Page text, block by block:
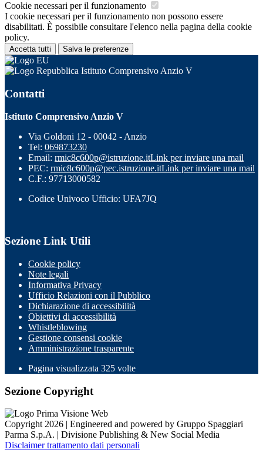
Cookie necessari per il funzionamento
I cookie necessari per il funzionamento non possono essere
disabilitati. È possibile consultare l'elenco nella pagina della cookie
policy.
Accetta tutti Salva le preferenze
Istituto Comprensivo Anzio V
Contatti
Istituto Comprensivo Anzio V
Via Goldoni 12 - 00042 - Anzio
Tel: 069873230
Email: rmic8c600p@istruzione.itLink per inviare una mail
PEC: rmic8c600p@pec.istruzione.itLink per inviare una mail
C.F.: 97713000582
Codice Univoco Ufficio: UFA7JQ
Sezione Link Utili
Cookie policy
Note legali
Informativa Privacy
Ufficio Relazioni con il Pubblico
Dichiarazione di accessibilità
Obiettivi di accessibilità
Whistleblowing
Gestione consensi cookie
Amministrazione trasparente
Pagina visualizzata 325 volte
Sezione Copyright
Copyright 2026 | Engineered and powered by Gruppo Spaggiari
Parma S.p.A. | Divisione Publishing & New Social Media
Disclaimer trattamento dati personali